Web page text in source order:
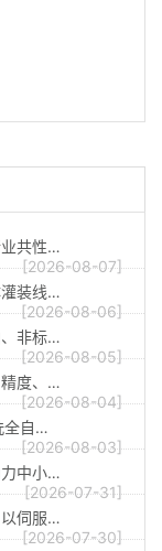
共性…
[2026-08-07]
装线…
[2026-08-06]
非标…
[2026-08-05]
度、…
[2026-08-04]
全自…
[2026-08-03]
力中小…
[2026-07-31]
以伺服…
[2026-07-30]